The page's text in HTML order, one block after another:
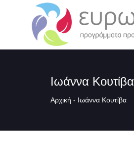
Iωάννα Κουτίβα
Αρχική - Iωάννα Κουτίβα